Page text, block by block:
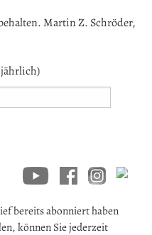
Martin Z. Schröder,
bereits abonniert haben
können Sie jederzeit